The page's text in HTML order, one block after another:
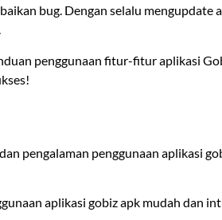
bug. Dengan selalu mengupdate
penggunaan fitur-fitur aplikasi
pengalaman penggunaan aplikasi
aplikasi gobiz apk mudah dan